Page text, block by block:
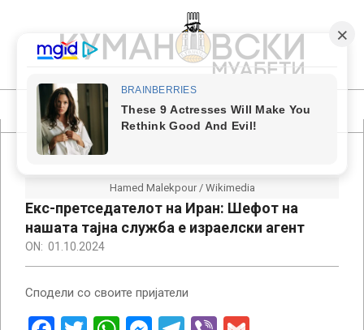
content
КУМАНОВСКИ
МУАБЕТИ
Navigation
Hamed Malekpour / Wikimedia
Екс-претседателот на Иран: Шефот на
нашата тајна служба е израелски агент
ON: 01.10.2024
Сподели со своите пријатели